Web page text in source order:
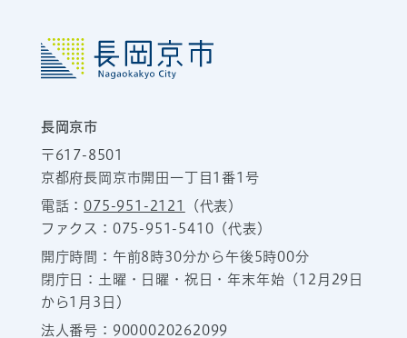
長岡京市
〒617-8501
京都府長岡京市開田一丁目1番1号
電話：075-951-2121
（代表）
ファクス：075-951-5410（代表）
開庁時間：午前8時30分から午後5時00分
閉庁日：土曜・日曜・祝日・年末年始（12月29日
から1月3日）
法人番号：9000020262099